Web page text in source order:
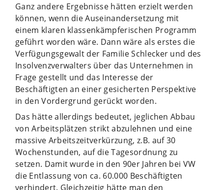
Ganz andere Ergebnisse hätten erzielt werden
können, wenn die Auseinandersetzung mit
einem klaren klassenkämpferischen Programm
geführt worden wäre. Dann wäre als erstes die
Verfügungsgewalt der Familie Schlecker und des
Insolvenzverwalters über das Unternehmen in
Frage gestellt und das Interesse der
Beschäftigten an einer gesicherten Perspektive
in den Vordergrund gerückt worden.
Das hätte allerdings bedeutet, jeglichen Abbau
von Arbeitsplätzen strikt abzulehnen und eine
massive Arbeitszeitverkürzung, z.B. auf 30
Wochenstunden, auf die Tagesordnung zu
setzen. Damit wurde in den 90er Jahren bei VW
die Entlassung von ca. 60.000 Beschäftigten
verhindert. Gleichzeitig hätte man den